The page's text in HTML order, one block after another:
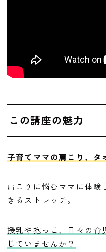
この講座の魅力
子育てママの肩こり、タ
肩こりに悩むママに体験
きるストレッチ。
授乳や抱っこ、日々の育
じていませんか？